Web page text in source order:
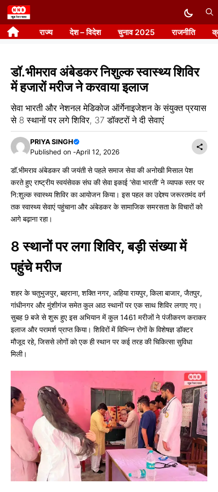
Skip
to
content राज्य देश – विदेश चुनाव 2025 राजनीति
डॉ.भीमराव अंबेडकर निशुल्क स्वास्थ्य शिविर
में हजारों मरीज ने करवाया इलाज
सेवा भारती और नेशनल मेडिकोज ऑर्गेनाइजेशन के संयुक्त प्रयास
से 8 स्थानों पर लगे शिविर, 37 डॉक्टरों ने दी सेवाएं
PRIYA SINGH
Published on -April 12, 2026
डॉ.भीमराव अंबेडकर की जयंती से पहले समाज सेवा की अनोखी मिसाल पेश
करते हुए राष्ट्रीय स्वयंसेवक संघ की सेवा इकाई ‘सेवा भारती’ ने व्यापक स्तर पर
नि:शुल्क स्वास्थ्य शिविर का आयोजन किया। इस पहल का उद्देश्य जरूरतमंद वर्ग
तक स्वास्थ्य सेवाएं पहुंचाना और अंबेडकर के सामाजिक समरसता के विचारों को
आगे बढ़ाना रहा।
8 स्थानों पर लगा शिविर, बड़ी संख्या में
पहुंचे मरीज
शहर के चतुभुजपुर, बहराना, शक्ति नगर, अहिया रायपुर, किला बाजार, जैतपुर,
गांधीनगर और मुंशीगंज समेत कुल आठ स्थानों पर एक साथ शिविर लगाए गए।
सुबह 9 बजे से शुरू हुए इस अभियान में कुल 1461 मरीजों ने पंजीकरण कराकर
इलाज और परामर्श प्राप्त किया। शिविरों में विभिन्न रोगों के विशेषज्ञ डॉक्टर
मौजूद रहे, जिससे लोगों को एक ही स्थान पर कई तरह की चिकित्सा सुविधा
मिली।